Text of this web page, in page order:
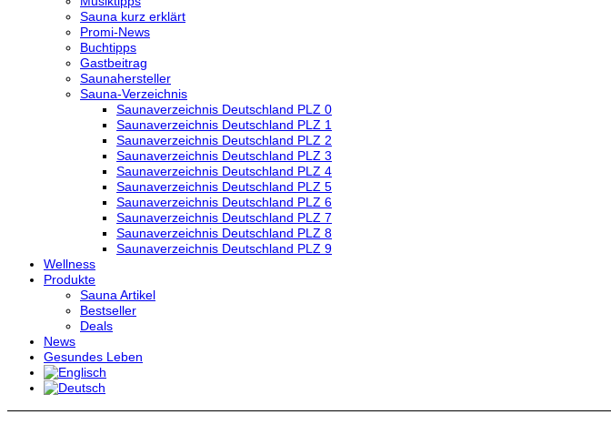
Sauna kurz erklärt
Promi-News
Buchtipps
Gastbeitrag
Saunahersteller
Sauna-Verzeichnis
Saunaverzeichnis Deutschland PLZ 0
Saunaverzeichnis Deutschland PLZ 1
Saunaverzeichnis Deutschland PLZ 2
Saunaverzeichnis Deutschland PLZ 3
Saunaverzeichnis Deutschland PLZ 4
Saunaverzeichnis Deutschland PLZ 5
Saunaverzeichnis Deutschland PLZ 6
Saunaverzeichnis Deutschland PLZ 7
Saunaverzeichnis Deutschland PLZ 8
Saunaverzeichnis Deutschland PLZ 9
Wellness
Produkte
Sauna Artikel
Bestseller
Deals
News
Gesundes Leben